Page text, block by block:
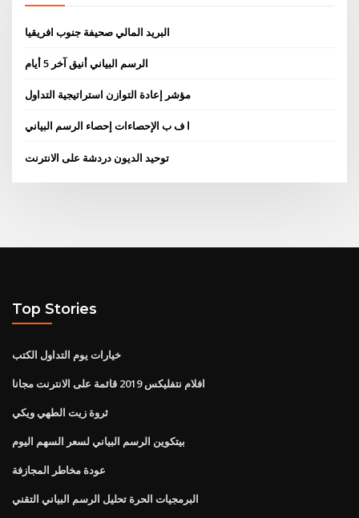
البريد المالي صحيفة جنوب افريقيا
الرسم البياني أنيق آخر 5 أيام
مؤشر إعادة التوازن استراتيجية التداول
ا ف ب الإحصاءات إحصاء الرسم البياني
توحيد الديون دردشة على الانترنت
Top Stories
خيارات يوم التداول الكتب
افلام نتفليكس 2019 قائمة على الانترنت مجانا
ثروة زيت الطهي ويكي
بيتكوين الرسم البياني لسعر السهم اليوم
عودة مخاطر المجازفة
البرمجيات الحرة تحليل الرسم البياني التقني